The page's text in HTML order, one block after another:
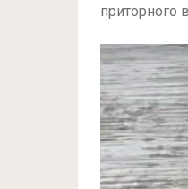
приторного